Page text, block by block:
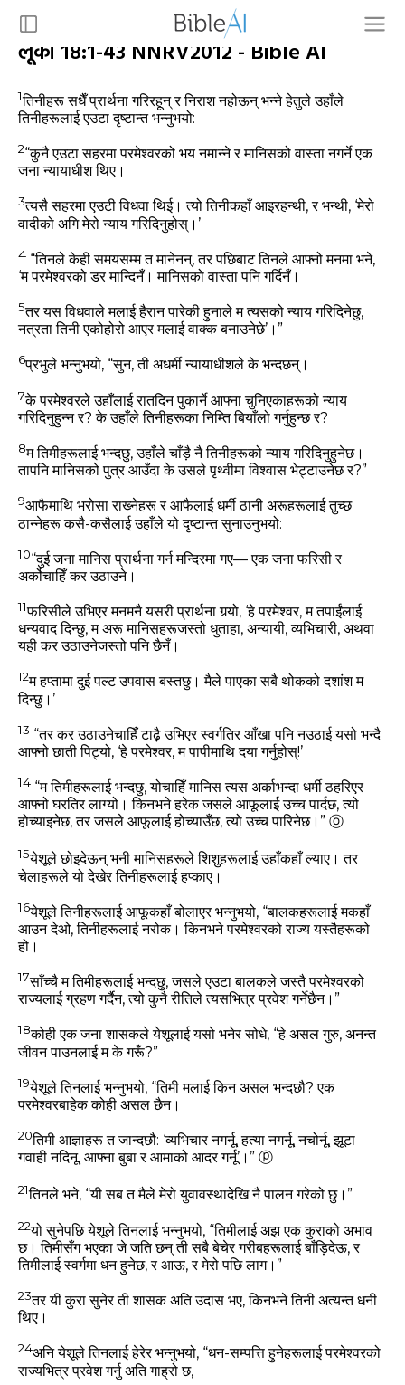
लूका 18:1-43 NNRV2012 - Bible AI
1तिनीहरू सधैँ प्रार्थना गरिरहून्‌ र निराश नहोऊन्‌ भन्‍ने हेतुले उहाँले
तिनीहरूलाई एउटा दृष्‍टान्‍त भन्‍नुभयो:
2“कुनै एउटा सहरमा परमेश्‍वरको भय नमान्‍ने र मानिसको वास्‍ता नगर्ने एक
जना न्‍यायाधीश थिए।
3त्‍यसै सहरमा एउटी विधवा थिई। त्‍यो तिनीकहाँ आइरहन्‍थी, र भन्‍थी, ‘मेरो
वादीको अगि मेरो न्‍याय गरिदिनुहोस्‌।’
4 “तिनले केही समयसम्‍म त मानेनन्, तर पछिबाट तिनले आफ्‍नो मनमा भने,
‘म परमेश्‍वरको डर मान्‍दिनँ। मानिसको वास्‍ता पनि गर्दिनँ।
5तर यस विधवाले मलाई हैरान पारेकी हुनाले म त्‍यसको न्‍याय गरिदिनेछु,
नत्रता तिनी एकोहोरो आएर मलाई वाक्‍क बनाउनेछे’।”
6प्रभुले भन्‍नुभयो, “सुन, ती अधर्मी न्‍यायाधीशले के भन्‍दछन्‌।
7के परमेश्‍वरले उहाँलाई रातदिन पुकार्ने आफ्‍ना चुनिएकाहरूको न्‍याय
गरिदिनुहुन्‍न र? के उहाँले तिनीहरूका निम्‍ति बियाँलो गर्नुहुन्‍छ र?
8म तिमीहरूलाई भन्‍दछु, उहाँले चाँड़ै नै तिनीहरूको न्‍याय गरिदिनुहुनेछ।
तापनि मानिसको पुत्र आउँदा के उसले पृथ्‍वीमा विश्‍वास भेट्टाउनेछ र?”
9आफैमाथि भरोसा राख्‍नेहरू र आफैलाई धर्मी ठानी अरूहरूलाई तुच्‍छ
ठान्‍नेहरू कसै-कसैलाई उहाँले यो दृष्‍टान्‍त सुनाउनुभयो:
10“दुई जना मानिस प्रार्थना गर्न मन्‍दिरमा गए— एक जना फरिसी र
अर्कोचाहिँ कर उठाउने।
11फरिसीले उभिएर मनमनै यसरी प्रार्थना गर्‍यो, ‘हे परमेश्‍वर, म तपाईंलाई
धन्‍यवाद दिन्‍छु, म अरू मानिसहरूजस्‍तो धुताहा, अन्‍यायी, व्‍यभिचारी, अथवा
यही कर उठाउनेजस्‍तो पनि छैनँ।
12म हप्‍तामा दुई पल्‍ट उपवास बस्‍तछु। मैले पाएका सबै थोकको दशांश म
दिन्‍छु।’
13 “तर कर उठाउनेचाहिँ टाढ़ै उभिएर स्‍वर्गतिर आँखा पनि नउठाई यसो भन्‍दै
आफ्‍नो छाती पिट्यो, ‘हे परमेश्‍वर, म पापीमाथि दया गर्नुहोस्‌!’
14 “म तिमीहरूलाई भन्‍दछु, योचाहिँ मानिस त्‍यस अर्काभन्‍दा धर्मी ठहरिएर
आफ्‍नो घरतिर लाग्‍यो। किनभने हरेक जसले आफूलाई उच्‍च पार्दछ, त्‍यो
होच्‍याइनेछ, तर जसले आफूलाई होच्‍याउँछ, त्‍यो उच्‍च पारिनेछ।” ⓞ
15येशूले छोइदेऊन्‌ भनी मानिसहरूले शिशुहरूलाई उहाँकहाँ ल्‍याए। तर
चेलाहरूले यो देखेर तिनीहरूलाई हप्‍काए।
16येशूले तिनीहरूलाई आफूकहाँ बोलाएर भन्‍नुभयो, “बालकहरूलाई मकहाँ
आउन देओ, तिनीहरूलाई नरोक। किनभने परमेश्‍वरको राज्‍य यस्‍तैहरूको
हो।
17साँच्‍चै म तिमीहरूलाई भन्‍दछु, जसले एउटा बालकले जस्‍तै परमेश्‍वरको
राज्‍यलाई ग्रहण गर्दैन, त्‍यो कुनै रीतिले त्‍यसभित्र प्रवेश गर्नेछैन।”
18कोही एक जना शासकले येशूलाई यसो भनेर सोधे, “हे असल गुरु, अनन्‍त
जीवन पाउनलाई म के गरूँ?”
19येशूले तिनलाई भन्‍नुभयो, “तिमी मलाई किन असल भन्‍दछौ? एक
परमेश्‍वरबाहेक कोही असल छैन।
20तिमी आज्ञाहरू त जान्‍दछौ: ‘व्‍यभिचार नगर्नू, हत्‍या नगर्नू, नचोर्नू, झूटा
गवाही नदिनू, आफ्‍ना बुबा र आमाको आदर गर्नू’।” ⓟ
21तिनले भने, “यी सब त मैले मेरो युवावस्‍थादेखि नै पालन गरेको छु।”
22यो सुनेपछि येशूले तिनलाई भन्‍नुभयो, “तिमीलाई अझ एक कुराको अभाव
छ। तिमीसँग भएका जे जति छन्‌ ती सबै बेचेर गरीबहरूलाई बाँड़िदेऊ, र
तिमीलाई स्‍वर्गमा धन हुनेछ, र आऊ, र मेरो पछि लाग।”
23तर यी कुरा सुनेर ती शासक अति उदास भए, किनभने तिनी अत्‍यन्‍त धनी
थिए।
24अनि येशूले तिनलाई हेरेर भन्‍नुभयो, “धन-सम्‍पत्ति हुनेहरूलाई परमेश्‍वरको
राज्‍यभित्र प्रवेश गर्नु अति गाह्रो छ,